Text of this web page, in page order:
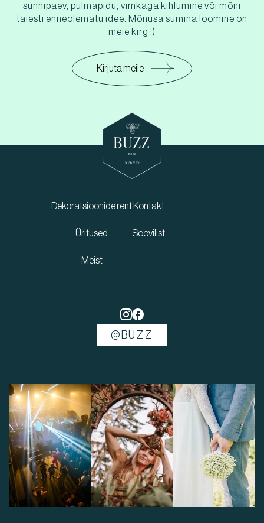
sünnipäev, pulmapidu, vimkaga kihlumine või mõni
täiesti enneolematu idee. Mõnusa sumina loomine on
meie kirg :)
Kirjuta meile
@BUZZ
Dekoratsioonide rent
Üritused
Meist
Kontakt
Soovilist